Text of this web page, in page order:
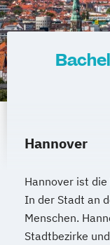
Hannover
Hannover ist
In der Stadt an
Menschen.
Stadtbezirke